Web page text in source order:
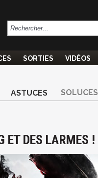
SORTIES VIDÉOS
ASTUCES SOLUCES
ET DES LARMES !